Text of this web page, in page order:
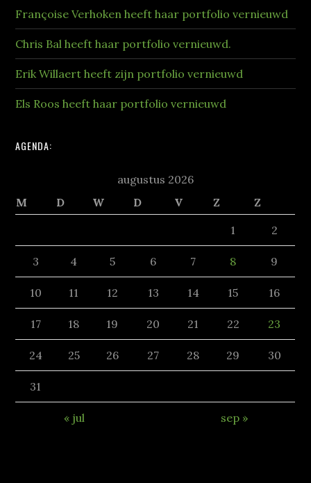
Françoise Verhoken heeft haar portfolio vernieuwd
Chris Bal heeft haar portfolio vernieuwd.
Erik Willaert heeft zijn portfolio vernieuwd
Els Roos heeft haar portfolio vernieuwd
AGENDA:
augustus 2026
M
D W D V Z
Z
1
2
3 4 5 6 7 8 9
10 11 12 13 14 15 16
17 18 19 20 21 22 23
24 25 26 27 28 29 30
31
« jul sep »